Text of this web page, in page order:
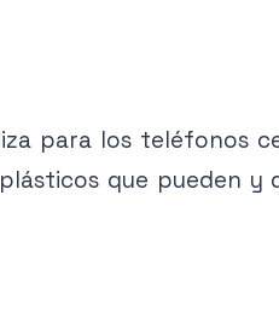
para los teléfonos
que pueden y